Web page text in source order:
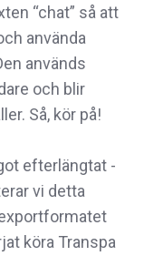
“chat” så att
använda
används
och blir
Så, kör på!
efterlängtat -
vi detta
köra Transpa